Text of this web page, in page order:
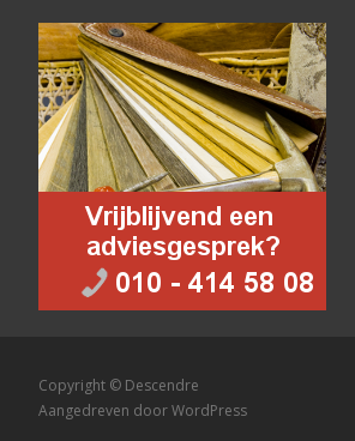
Copyright © Descendre
Aangedreven door WordPress